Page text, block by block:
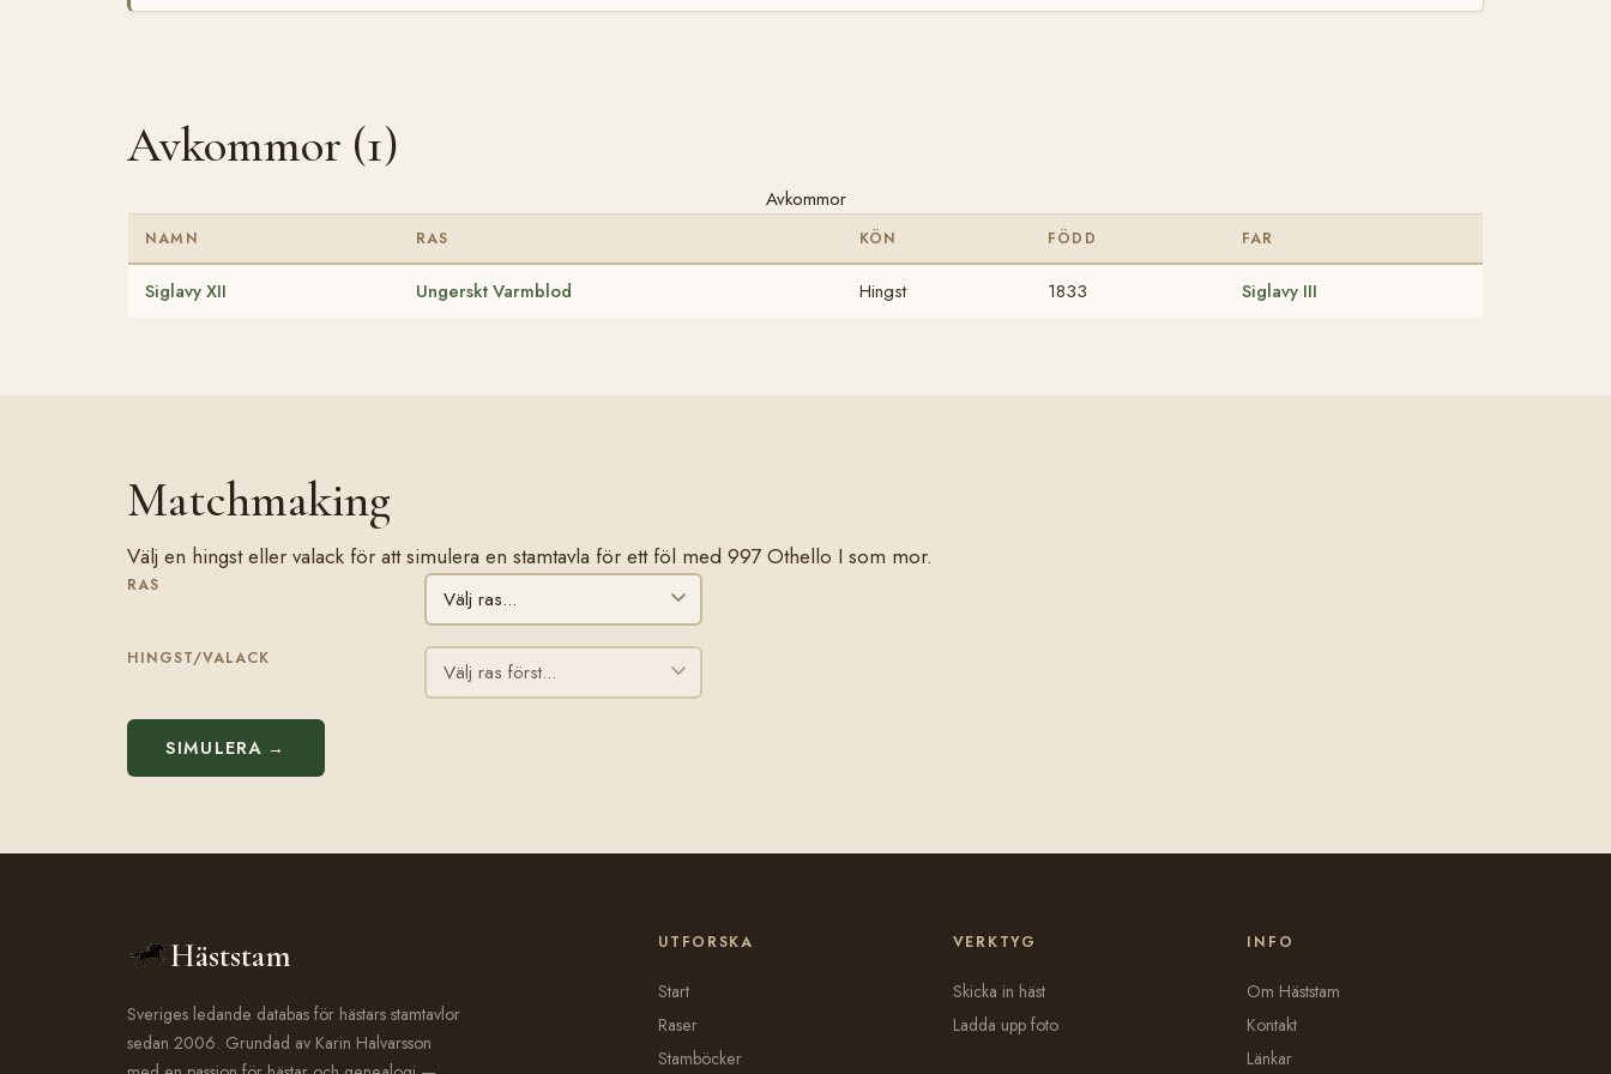
Avkommor (1)
Avkommor
NAMN RAS KÖN FÖDD FAR
Siglavy XII Ungerskt Varmblod Hingst 1833 Siglavy III
Matchmaking
Välj en hingst eller valack för att simulera en stamtavla för ett föl med 997 Othello I som mor.
RAS
HINGST/VALACK
SIMULERA →
Häststam
Sveriges ledande databas för hästars stamtavlor
sedan 2006. Grundad av Karin Halvarsson
UTFORSKA
Start
Raser
Stamböcker
VERKTYG
Skicka in häst
Ladda upp foto
INFO
Om Häststam
Kontakt
Länkar